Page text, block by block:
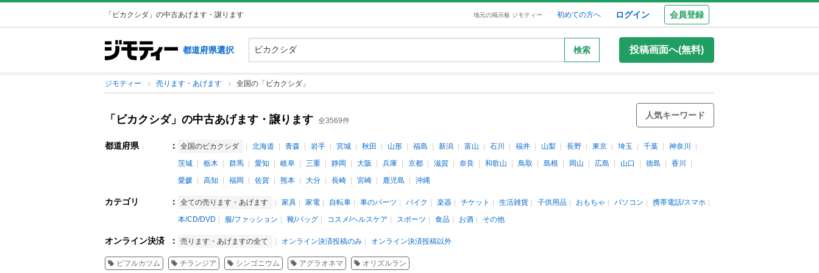
「ビカクシダ」の中古あげます・譲ります 地元の掲示板 ジモティー 初めての方へ ログイン 会員登録
都道府県選択 検索 投稿画面へ(無料)
ジモティー 売ります・あげます 全国の「ビカクシダ」
「ビカクシダ」の中古あげます・譲ります 全3569件
人気キーワード
都道府県 ： 全国のビカクシダ 北海道 青森 岩手 宮城 秋田 山形 福島 新潟 富山 石川 福井 山梨 長野 東京 埼玉 千葉
神奈川
茨城
栃木 群馬 愛知 岐阜 三重 静岡 大阪 兵庫 京都 滋賀 奈良 和歌山 鳥取 島根 岡山 広島 山口 徳島
香川
愛媛
高知 福岡 佐賀 熊本 大分 長崎 宮崎 鹿児島 沖縄
カテゴリ ： 全ての売ります・あげます 家具 家電 自転車 車のパーツ バイク 楽器 チケット 生活雑貨 子供用品 おもちゃ パソコン
携帯電話/スマホ
本/CD/DVD
服/ファッション 靴/バッグ コスメ/ヘルスケア スポーツ 食品 お酒 その他
オンライン決済 ： 売ります・あげますの全て オンライン決済投稿のみ オンライン決済投稿以外
ビフルカツム チランジア シンゴニウム アグラオネマ オリズルラン